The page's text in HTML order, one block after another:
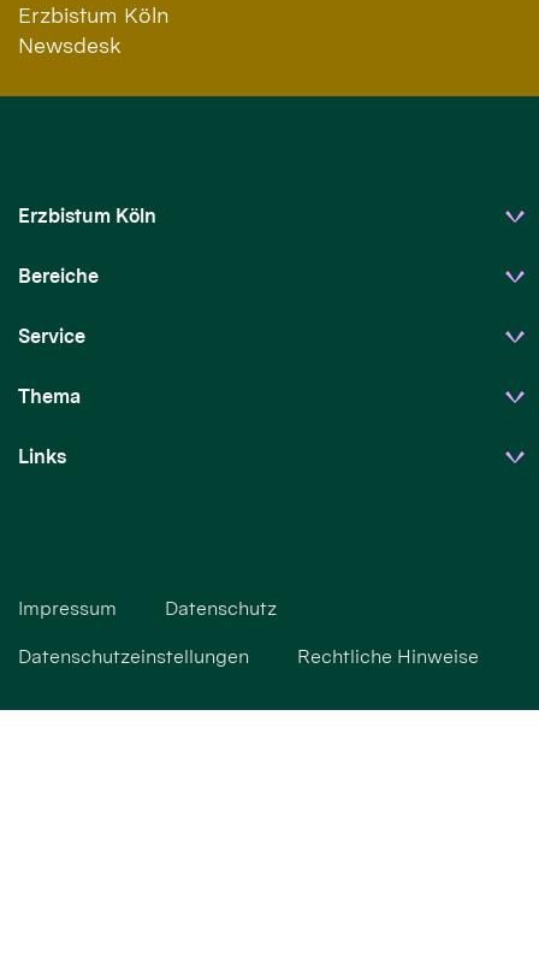
Erzbistum Köln
Newsdesk
Erzbistum Köln
Bereiche
Service
Thema
Links
Impressum Datenschutz
Datenschutzeinstellungen Rechtliche Hinweise